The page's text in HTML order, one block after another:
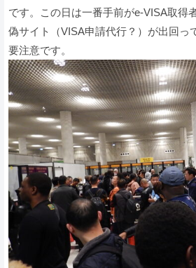
です。この日は一番手前がe-VISA取得
偽サイト（VISA申請代行？）が出回っ
要注意です。